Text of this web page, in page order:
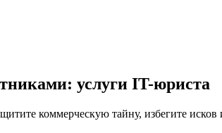
услуги IT-юриста
коммерческую тайну, избегите исков